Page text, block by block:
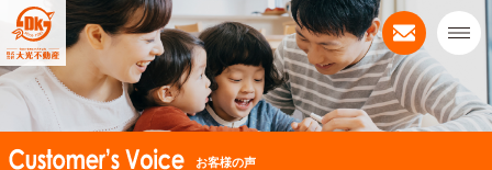
お客様の声